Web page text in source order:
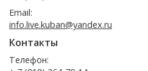
Email:
info.live.kuban@yandex.ru
Контакты
Телефон: